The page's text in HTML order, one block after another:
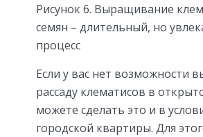
Рисунок 6. Выращивание
семян – длительный, но
процесс
Если у вас нет возможности
рассаду клематисов в
можете сделать это и в
городской квартиры. Для